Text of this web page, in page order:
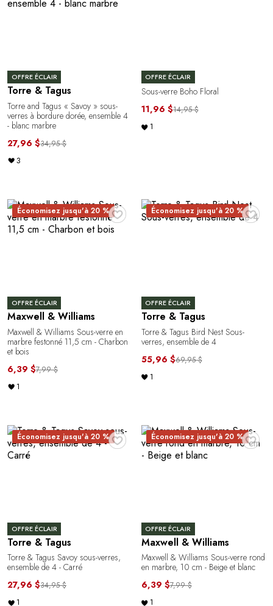
OFFRE ÉCLAIR
Torre & Tagus
Torre and Tagus « Savoy » sous-
verres à bordure dorée, ensemble 4
- blanc marbre
27,96 $34,95 $
3
OFFRE ÉCLAIR
Sous-verre Boho Floral
11,96 $14,95 $
1
♥
Économisez jusqu'à 20 %
OFFRE ÉCLAIR
Maxwell & Williams
Maxwell & Williams Sous-verre en
marbre festonné 11,5 cm - Charbon
et bois
6,39 $7,99 $
1
♥
Économisez jusqu'à 20 %
OFFRE ÉCLAIR
Torre & Tagus
Torre & Tagus Bird Nest Sous-
verres, ensemble de 4
55,96 $69,95 $
1
♥
Économisez jusqu'à 20 %
OFFRE ÉCLAIR
Torre & Tagus
Torre & Tagus Savoy sous-verres,
ensemble de 4 - Carré
27,96 $34,95 $
1
♥
Économisez jusqu'à 20 %
OFFRE ÉCLAIR
Maxwell & Williams
Maxwell & Williams Sous-verre rond
en marbre, 10 cm - Beige et blanc
6,39 $7,99 $
1